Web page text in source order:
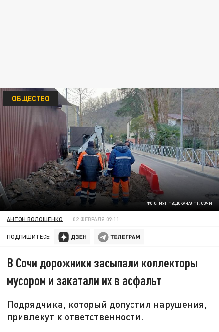
ФОТО: МУП "ВОДОКАНАЛ" Г. СОЧИ
ОБЩЕСТВО
АНТОН ВОЛОЩЕНКО 02 ФЕВРАЛЯ 09:11
ПОДПИШИТЕСЬ:
В Сочи дорожники засыпали коллекторы
мусором и закатали их в асфальт
Подрядчика, который допустил нарушения,
привлекут к ответственности.